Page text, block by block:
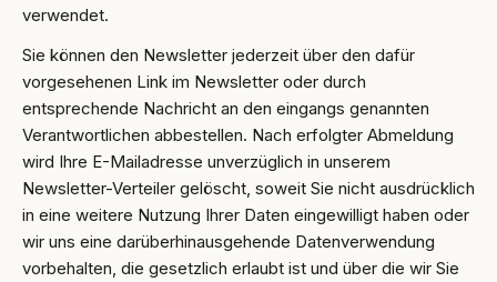
verwendet.
Sie können den Newsletter jederzeit über den dafür
vorgesehenen Link im Newsletter oder durch
entsprechende Nachricht an den eingangs genannten
Verantwortlichen abbestellen. Nach erfolgter Abmeldung
wird Ihre E-Mailadresse unverzüglich in unserem
Newsletter-Verteiler gelöscht, soweit Sie nicht ausdrücklich
in eine weitere Nutzung Ihrer Daten eingewilligt haben oder
wir uns eine darüberhinausgehende Datenverwendung
vorbehalten, die gesetzlich erlaubt ist und über die wir Sie